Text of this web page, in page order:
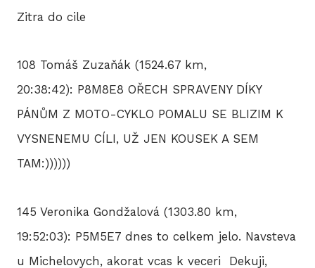
Zitra do cile
108 Tomáš Zuzaňák (1524.67 km,
20:38:42): P8M8E8 OŘECH SPRAVENY DÍKY
PÁNŮM Z MOTO-CYKLO POMALU SE BLIZIM K
VYSNENEMU CÍLI, UŽ JEN KOUSEK A SEM
TAM:))))))
145 Veronika Gondžalová (1303.80 km,
19:52:03): P5M5E7 dnes to celkem jelo. Navsteva
u Michelovych, akorat vcas k veceri Dekuji,